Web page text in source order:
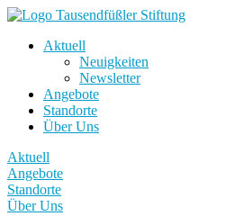
Aktuell
Neuigkeiten
Newsletter
Angebote
Standorte
Über Uns
Aktuell
Angebote
Standorte
Über Uns